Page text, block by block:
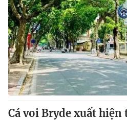
Chất lượng cuộc sống
Tuyển sinh
Học trực tuyến
Công nghệ
Hitech Công nghệ tương lai
Sản phẩm
Thị trường
Tư vấn
Giao lưu trực tuyến
Lịch phát sóng
Chuyên mục khác
Cá voi Bryde xuất hiện